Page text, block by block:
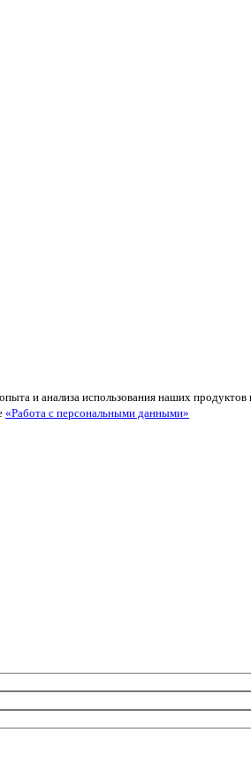
и анализа использования наших продуктов
«Работа с персональными данными»